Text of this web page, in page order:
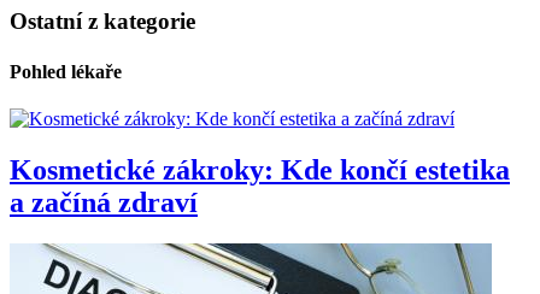
Ostatní z kategorie
Pohled lékaře
Kosmetické zákroky: Kde končí estetika
a začíná zdraví